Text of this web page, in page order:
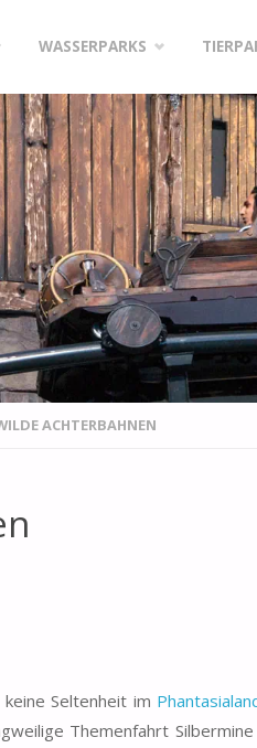
WASSERPARKS
ACHTERBAHNEN
Seltenheit im
Themenfahrt